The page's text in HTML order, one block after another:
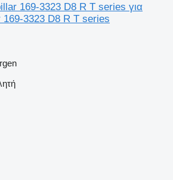
169-3323 D8 R T series για
169-3323 D8 R T series